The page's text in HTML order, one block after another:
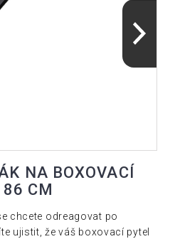
NA BOXOVACÍ
CM
chcete odreagovat po
ujistit, že váš boxovací pytel